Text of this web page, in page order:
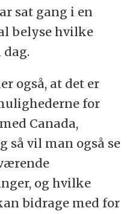
sat gang i en
belyse hvilke
dag.
også, at det er
for
Canada,
så vil man også se
og hvilke
bidrage med for